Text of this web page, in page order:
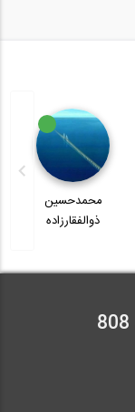
محمدحسین
ذوالفقارزاده